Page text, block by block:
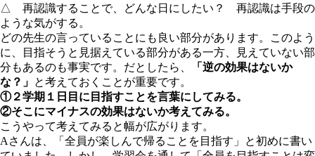
△ 再認識することで、どんな日にしたい？ 再認識は手段の
ような気がする。
どの先生の言っていることにも良い部分があります。このよう
に、目指そうと見据えている部分がある一方、見えていない部
分もあるのも事実です。だとしたら、
「逆の効果はないか
な？」 と考えておくことが重要です。
①２学期１日目に目指すことを言葉にしてみる。
②そこにマイナスの効果はないか考えてみる。
こうやって考えてみると幅が広がります。
Aさんは、「全員が楽しんで帰ることを目指す」と初めに書い